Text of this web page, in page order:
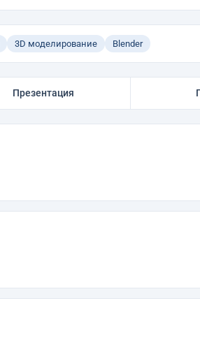
3D моделирование Blender
Презентация